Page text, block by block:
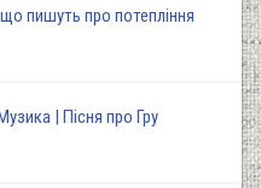
пишуть про потепління
| Пісня про Гру